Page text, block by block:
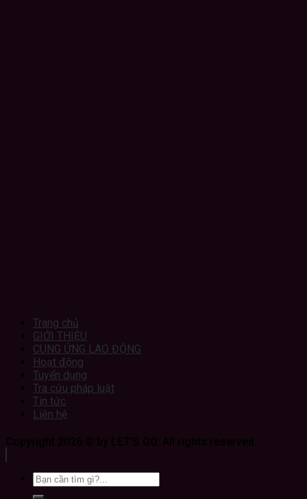
Trang chủ
GIỚI THIỆU
CUNG ỨNG LAO ĐỘNG
Hoạt động
Tuyển dụng
Tra cứu pháp luật
Tin tức
Liên hệ